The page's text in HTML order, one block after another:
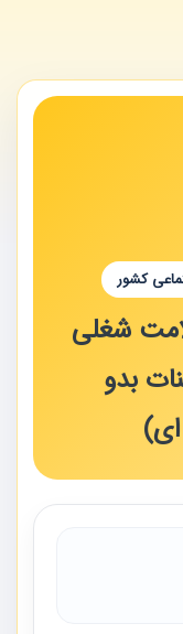
کشور
شغلی
بدو